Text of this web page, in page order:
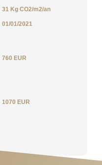
31 Kg CO2/m2/an
01/01/2021
760 EUR
1070 EUR